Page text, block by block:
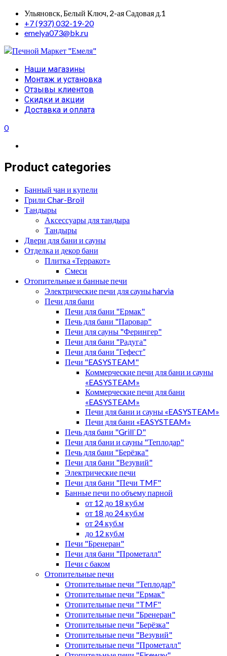
Skip
content
Ульяновск, Белый Ключ, 2-ая Садовая д.1
+7 (937) 032-19-20
emelya073@bk.ru
Primary
Menu
Наши магазины
Монтаж и установка
Отзывы клиентов
Скидки и акции
Доставка и оплата
0
Product categories
Банный чан и купели
Грили Char-Broil
Тандыры
Аксессуары для тандыра
Тандыры
Двери для бани и сауны
Отделка и декор бани
Плитка «Терракот»
Смеси
Отопительные и банные печи
Электрические печи для сауны harvia
Печи для бани
Печи для бани "Ермак"
Печь для бани "Паровар"
Печи для сауны "Ферингер"
Печи для бани "Радуга"
Печи для бани “Гефест”
Печи "EASYSTEAM"
Коммерческие печи для бани и сауны
«EASYSTEAM»
Коммерческие печи для бани
«EASYSTEAM»
Печи для бани и сауны «EASYSTEAM»
Печи для бани «EASYSTEAM»
Печь для бани "Grill`D"
Печи для бани и сауны "Теплодар"
Печь для бани "Берёзка"
Печи для бани "Везувий"
Электрические печи
Печи для бани "Печи TMF"
Банные печи по объему парной
от 12 до 18 куб.м
от 18 до 24 куб.м
от 24 куб.м
до 12 куб.м
Печи "Бренеран"
Печи для бани "Прометалл"
Печи с баком
Отопительные печи
Отопительные печи "Теплодар"
Отопительные печи "Ермак"
Отопительные печи "TMF"
Отопительные печи "Бренеран"
Отопительные печи "Берёзка"
Отопительные печи "Везувий"
Отопительные печи "Прометалл"